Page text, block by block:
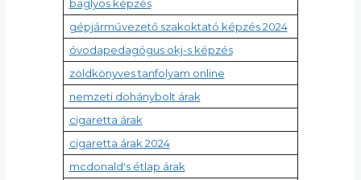
baglyos képzés
gépjárművezető szakoktató képzés 2024
óvodapedagógus okj-s képzés
zöldkönyves tanfolyam online
nemzeti dohánybolt árak
cigaretta árak
cigaretta árak 2024
mcdonald's étlap árak